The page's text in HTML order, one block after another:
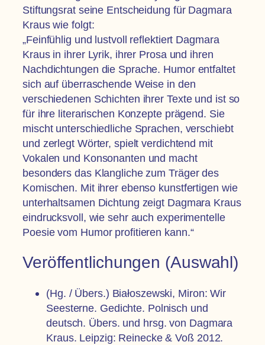
Stiftungsrat seine Entscheidung für Dagmara
Kraus wie folgt:
„Feinfühlig und lustvoll reflektiert Dagmara
Kraus in ihrer Lyrik, ihrer Prosa und ihren
Nachdichtungen die Sprache. Humor entfaltet
sich auf überraschende Weise in den
verschiedenen Schichten ihrer Texte und ist so
für ihre literarischen Konzepte prägend. Sie
mischt unterschiedliche Sprachen, verschiebt
und zerlegt Wörter, spielt verdichtend mit
Vokalen und Konsonanten und macht
besonders das Klangliche zum Träger des
Komischen. Mit ihrer ebenso kunstfertigen wie
unterhaltsamen Dichtung zeigt Dagmara Kraus
eindrucksvoll, wie sehr auch experimentelle
Poesie vom Humor profitieren kann.“
Veröffentlichungen (Auswahl)
(Hg. / Übers.) Białoszewski, Miron: Wir
Seesterne. Gedichte. Polnisch und
deutsch. Übers. und hrsg. von Dagmara
Kraus. Leipzig: Reinecke & Voß 2012.